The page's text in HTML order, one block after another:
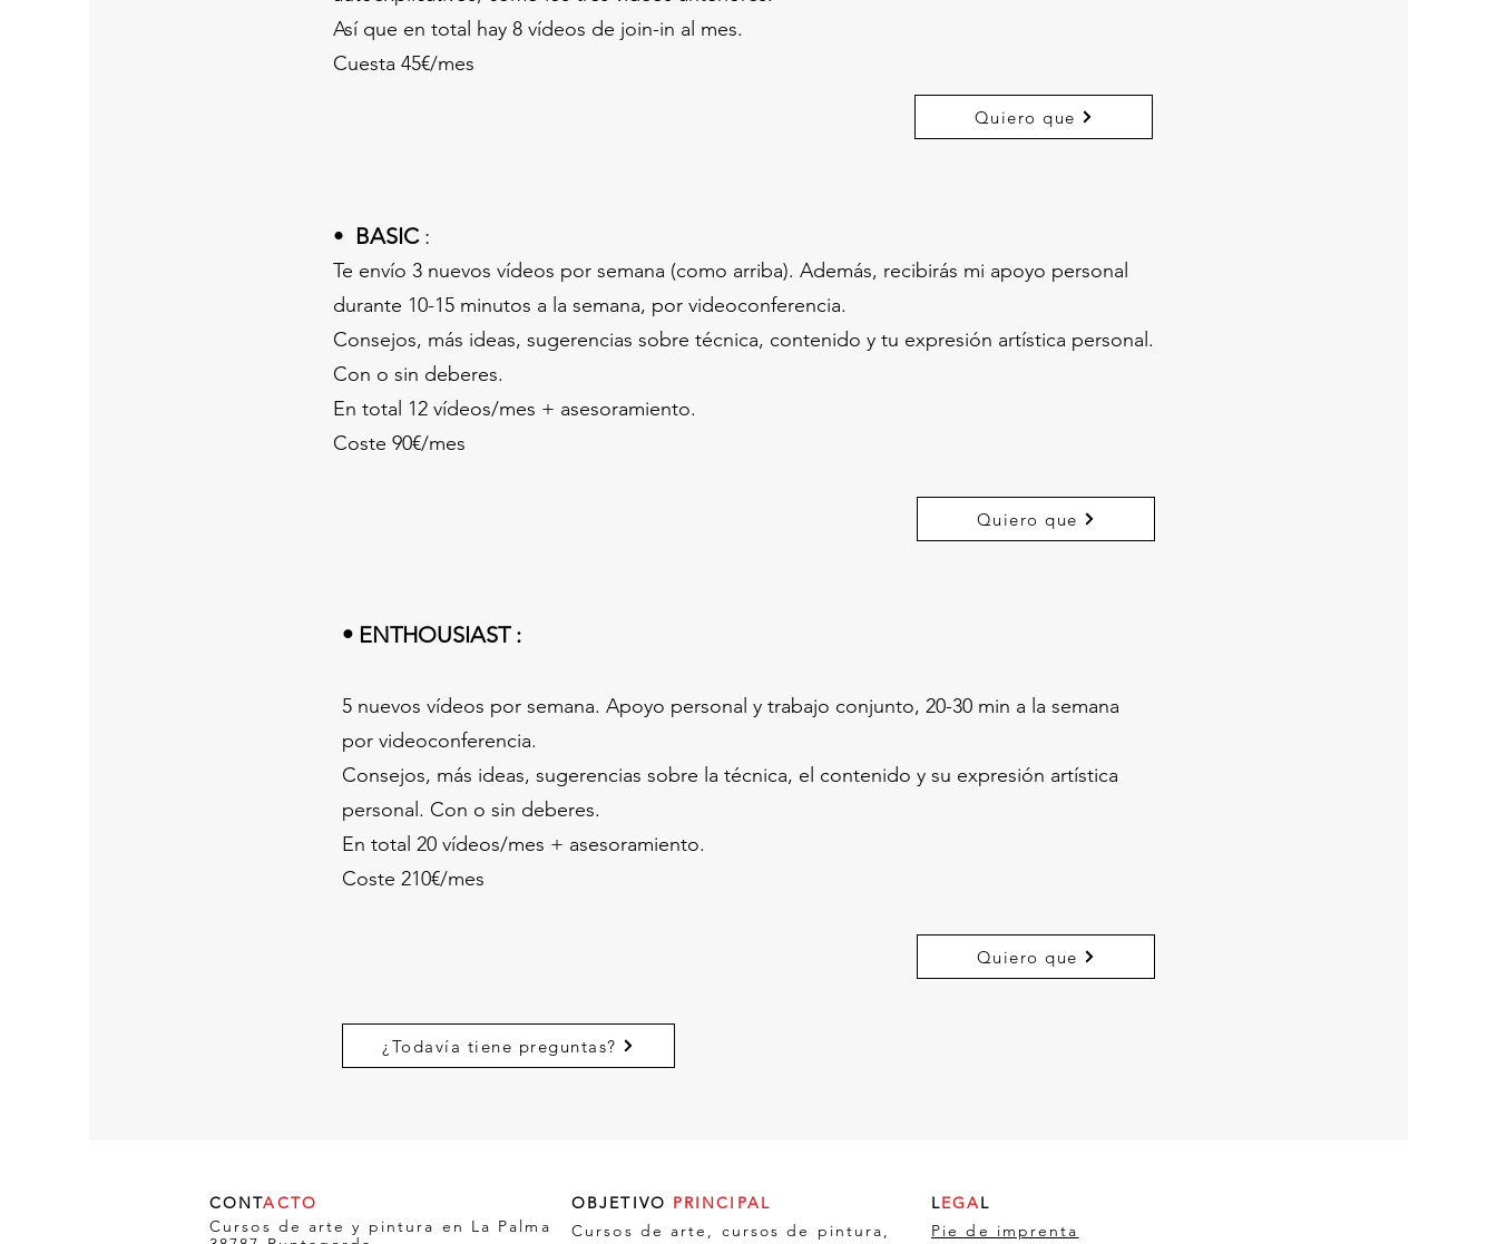
Así que en total hay 8 vídeos de join-in al mes.
Cuesta 45€/mes
Quiero que
• BASIC:
Te envío 3 nuevos vídeos por semana (como arriba). Además, recibirás mi apoyo personal
durante 10-15 minutos a la semana, por videoconferencia.
Consejos, más ideas, sugerencias sobre técnica, contenido y tu expresión artística personal.
Con o sin deberes.
En total 12 vídeos/mes + asesoramiento.
Coste 90€/mes
Quiero que
• ENTHOUSIAST :
5 nuevos vídeos por semana. Apoyo personal y trabajo conjunto, 20-30 min a la semana
por videoconferencia.
Consejos, más ideas, sugerencias sobre la técnica, el contenido y su expresión artística
personal. Con o sin deberes.
En total 20 vídeos/mes + asesoramiento.
Coste 210€/mes
Quiero que
¿Todavía tiene preguntas?
CONTACTO
Cursos de arte y pintura en La Palma
OBJETIVO PRINCIPAL
Cursos de arte, cursos de pintura,
LEGAL
Pie de imprenta